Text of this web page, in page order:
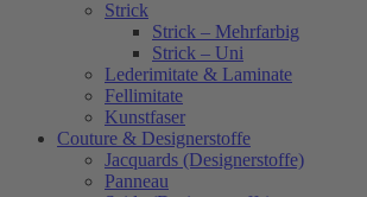
Strick
Strick – Mehrfarbig
Strick – Uni
Lederimitate & Laminate
Fellimitate
Kunstfaser
Couture & Designerstoffe
Jacquards (Designerstoffe)
Panneau